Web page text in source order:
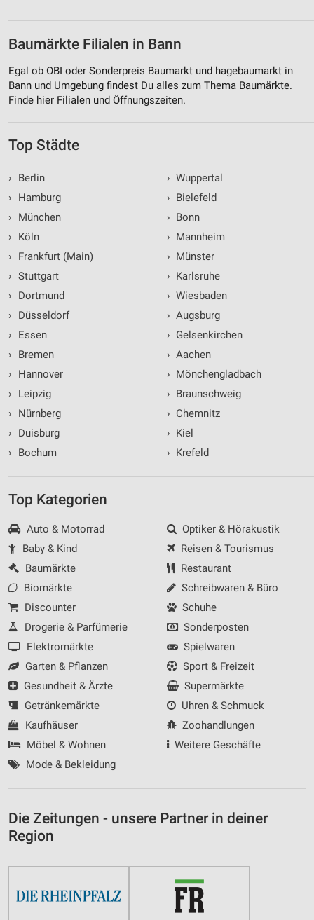
Baumärkte Filialen in Bann
Egal ob OBI oder Sonderpreis Baumarkt und hagebaumarkt in
Bann und Umgebung findest Du alles zum Thema Baumärkte.
Finde hier Filialen und Öffnungszeiten.
Top Städte
›
Berlin
›
Hamburg
›
München
›
Köln
›
Frankfurt (Main)
› Stuttgart
›
Dortmund
›
Düsseldorf
›
Essen
›
Bremen
›
Hannover
›
Leipzig
›
Nürnberg
›
Duisburg
›
Bochum
› Wuppertal
› Bielefeld
› Bonn
› Mannheim
› Münster
› Karlsruhe
› Wiesbaden
› Augsburg
› Gelsenkirchen
› Aachen
› Mönchengladbach
› Braunschweig
› Chemnitz
› Kiel
› Krefeld
Top Kategorien
Auto & Motorrad
Baby & Kind
Baumärkte
Biomärkte
Discounter
Drogerie & Parfümerie
Elektromärkte
Garten & Pflanzen
Gesundheit & Ärzte
Getränkemärkte
Kaufhäuser
Möbel & Wohnen
Mode & Bekleidung
Optiker & Hörakustik
Reisen & Tourismus
Restaurant
Schreibwaren & Büro
Schuhe
Sonderposten
Spielwaren
Sport & Freizeit
Supermärkte
Uhren & Schmuck
Zoohandlungen
Weitere Geschäfte
Die Zeitungen - unsere Partner in deiner
Region